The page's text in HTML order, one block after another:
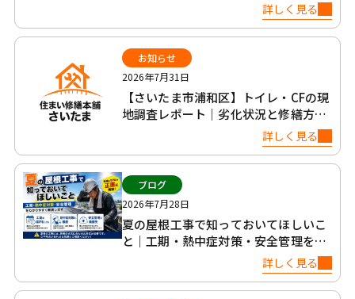
詳しく見る
お知らせ
2026年7月31日
【さいたま市浦和区】トイレ・CFの現
地調査レポート｜劣化状況と修繕方法
詳しく見る
ブログ
2026年7月28日
夏の屋根工事で知っておいてほしいこ
と｜工期・熱中症対策・安全管理を正
詳しく見る